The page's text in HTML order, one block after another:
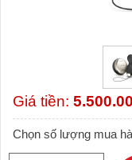
Giá tiền:
Chọn số lượng mua